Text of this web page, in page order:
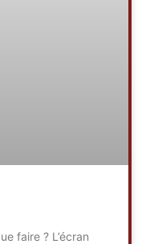
faire ? L’écran